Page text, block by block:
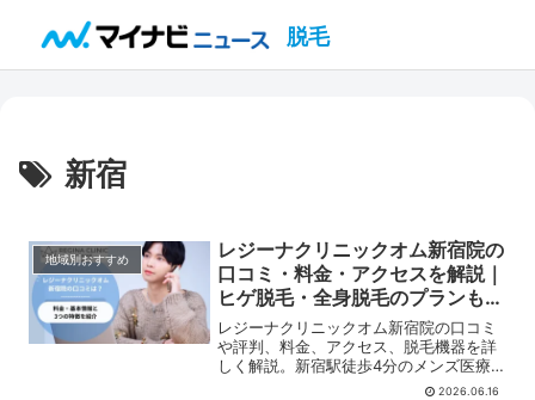
脱毛
新宿
地域別おすすめ
レジーナクリニックオム新宿院の
口コミ・料金・アクセスを解説｜
ヒゲ脱毛・全身脱毛のプランも紹
介
レジーナクリニックオム新宿院の口コミ
や評判、料金、アクセス、脱毛機器を詳
しく解説。新宿駅徒歩4分のメンズ医療
脱毛クリニックの脱毛プランや特徴を紹
2026.06.16